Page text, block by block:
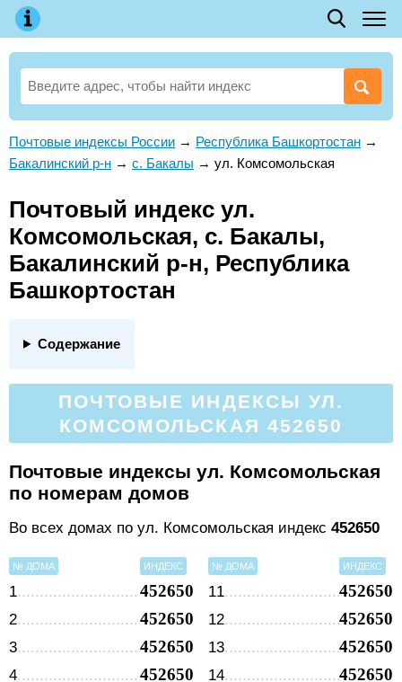
Почтовые индексы России → Республика Башкортостан →
Бакалинский р-н → с. Бакалы → ул. Комсомольская
Почтовый индекс ул.
Комсомольская, с. Бакалы,
Бакалинский р-н, Республика
Башкортостан
Содержание
ПОЧТОВЫЕ ИНДЕКСЫ УЛ.
КОМСОМОЛЬСКАЯ 452650
Почтовые индексы ул. Комсомольская
по номерам домов
Во всех домах по ул. Комсомольская индекс 452650
№ ДОМА ИНДЕКС
1 452650
2 452650
3 452650
4 452650
№ ДОМА ИНДЕКС
11 452650
12 452650
13 452650
14 452650